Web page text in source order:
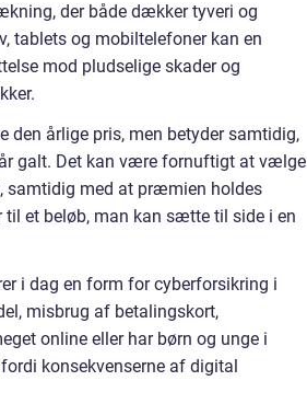
der både dækker tyveri og
tablets og mobiltelefoner kan en
mod pludselige skader og
den årlige pris, men betyder samtidig,
galt. Det kan være fornuftigt at vælge
samtidig med at præmien holdes
til et beløb, man kan sætte til side i en
i dag en form for cyberforsikring i
misbrug af betalingskort,
online eller har børn og unge i
konsekvenserne af digital